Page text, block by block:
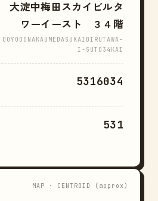
大淀中梅田スカイビルタ
ワーイースト ３４階
OOYODONAKAUMEDASUKAIBIRUTAWA-
I-SUTO34KAI
5316034
531
MAP · CENTROID (approx)